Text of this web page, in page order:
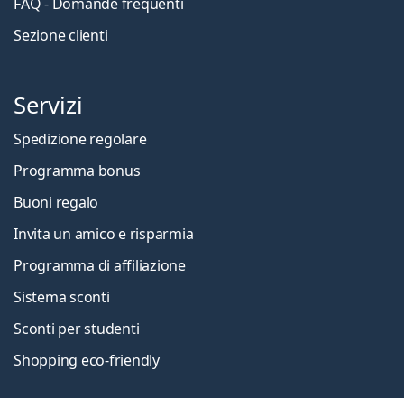
Sezione clienti
Servizi
Spedizione regolare
Programma bonus
Buoni regalo
Invita un amico e risparmia
Programma di affiliazione
Sistema sconti
Sconti per studenti
Shopping eco-friendly